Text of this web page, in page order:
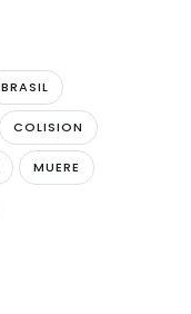
BRASIL
COLISION
MUERE